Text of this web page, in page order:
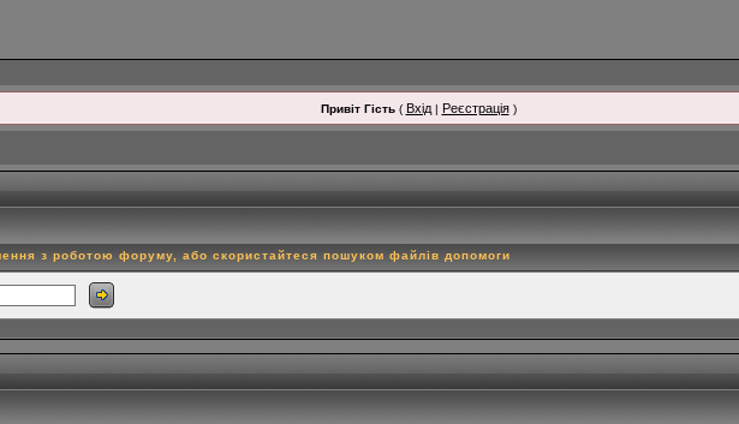
Привіт Гість( Вхід| Реєстрація)
з роботою форуму, або скористайтеся пошуком файлів допомоги